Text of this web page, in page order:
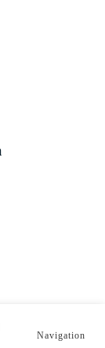
Navigation